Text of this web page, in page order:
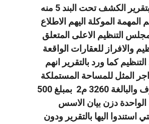
كما وردت بتقرير الكشف تحت البند 5 منه
المهمة الموكلة اليهم الاطلاع
التنظيم الاعلى المتعلق
والافراز للعقارات الواقعة
كما ورد بالتقرير انهم
المثل للمساحة المستملكة
بحق التصرف والبالغة 3260 م2 بمبلغ 500
الواحدة دزن بيان الاسس
استندوا اليها بالتقرير ودون